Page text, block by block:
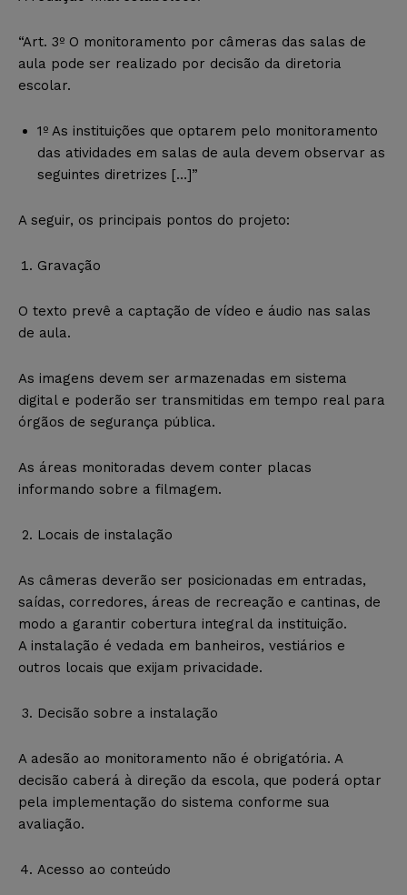
“Art. 3º O monitoramento por câmeras das salas de
aula pode ser realizado por decisão da diretoria
escolar.
1º As instituições que optarem pelo monitoramento
das atividades em salas de aula devem observar as
seguintes diretrizes […]”
A seguir, os principais pontos do projeto:
Gravação
O texto prevê a captação de vídeo e áudio nas salas
de aula.
As imagens devem ser armazenadas em sistema
digital e poderão ser transmitidas em tempo real para
órgãos de segurança pública.
As áreas monitoradas devem conter placas
informando sobre a filmagem.
Locais de instalação
As câmeras deverão ser posicionadas em entradas,
saídas, corredores, áreas de recreação e cantinas, de
modo a garantir cobertura integral da instituição.
A instalação é vedada em banheiros, vestiários e
outros locais que exijam privacidade.
Decisão sobre a instalação
A adesão ao monitoramento não é obrigatória. A
decisão caberá à direção da escola, que poderá optar
pela implementação do sistema conforme sua
avaliação.
Acesso ao conteúdo